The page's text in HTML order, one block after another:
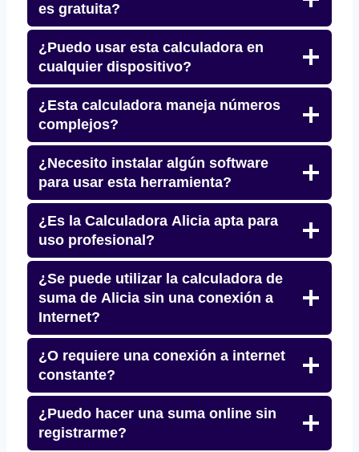
es gratuita?
¿Puedo usar esta calculadora en
cualquier dispositivo?
¿Esta calculadora maneja números
complejos?
¿Necesito instalar algún software
para usar esta herramienta?
¿Es la Calculadora Alicia apta para
uso profesional?
¿Se puede utilizar la calculadora de
suma de Alicia sin una conexión a
Internet?
¿O requiere una conexión a internet
constante?
¿Puedo hacer una suma online sin
registrarme?